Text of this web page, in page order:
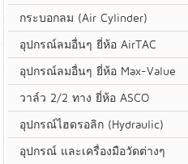
กระบอกลม (Air Cylinder)
อุปกรณ์ลมอื่นๆ ยี่ห้อ AirTAC
อุปกรณ์ลมอื่นๆ ยี่ห้อ Max-Value
วาล์ว 2/2 ทาง ยี่ห้อ ASCO
อุปกรณ์ไฮดรอลิก (Hydraulic)
อุปกรณ์ และเครื่องมือวัดต่างๆ